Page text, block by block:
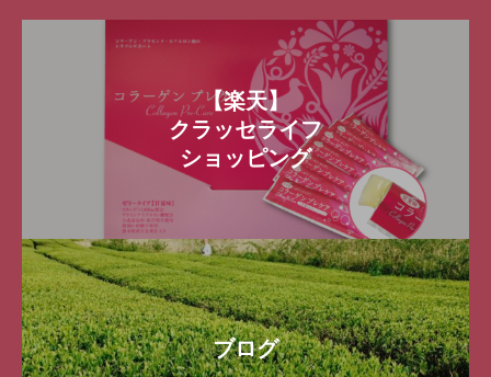
【楽天】
クラッセライフ
ショッピング
ブログ